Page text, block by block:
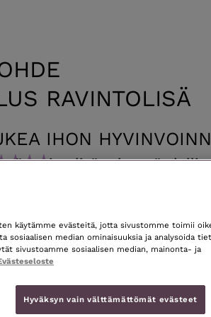
RAVINTOLISÄ
IHON
ravintolisä tukee
ja
kynsien
Plus ravintolisä on Suomessa
jokapäiväiseen käyttöön.
vitamiineja ja
tueksi. Se ravitsee ihoasi
kosteutusta sekä ravinteita.
tai lapsille. Katso erikseen
€
käytämme evästeitä, jotta sivustomme toimii
sosiaalisen median ominaisuuksia ja analysoida
sivustoamme sosiaalisen median, mainonta- ja
Hyväksyn vain välttämättömät evästeet